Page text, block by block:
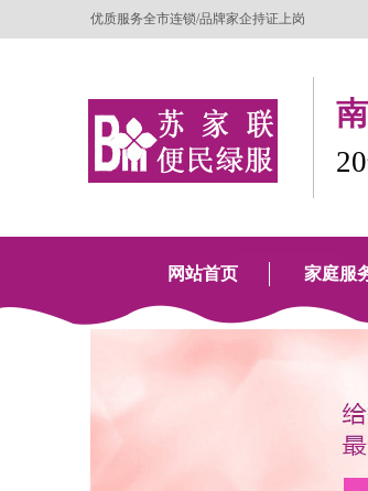
优质服务全市连锁/品牌家企持证上岗
网站首页 家庭服